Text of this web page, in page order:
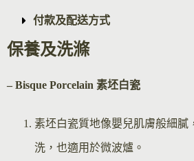
付款及配送方式
保養及洗滌
– Bisque Porcelain 素坯白瓷
素坯白瓷質地像嬰兒肌膚般細膩
洗，也適用於微波爐。